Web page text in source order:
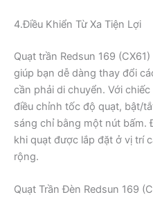
4.Điều Khiển Từ Xa Tiện Lợi
Quạt trần Redsun 169
giúp bạn dễ dàng thay đổi
cần phải di chuyển. Với
điều chỉnh tốc độ quạt, bật/
sáng chỉ bằng một nút bấm.
khi quạt được lắp đặt ở vị trí
rộng.
Quạt Trần Đèn Redsun 169